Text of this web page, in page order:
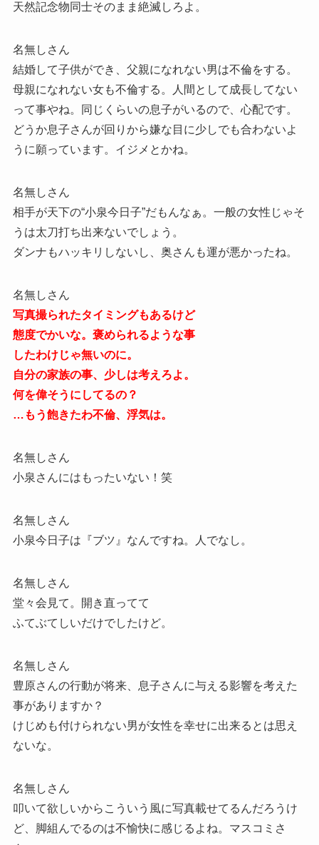
天然記念物同士そのまま絶滅しろよ。
名無しさん
結婚して子供ができ、父親になれない男は不倫をする。
母親になれない女も不倫する。人間として成長してない
って事やね。同じくらいの息子がいるので、心配です。
どうか息子さんが回りから嫌な目に少しでも合わないよ
うに願っています。イジメとかね。
名無しさん
相手が天下の“小泉今日子”だもんなぁ。一般の女性じゃそ
うは太刀打ち出来ないでしょう。
ダンナもハッキリしないし、奥さんも運が悪かったね。
名無しさん
写真撮られたタイミングもあるけど
態度でかいな。褒められるような事
したわけじゃ無いのに。
自分の家族の事、少しは考えろよ。
何を偉そうにしてるの？
…もう飽きたわ不倫、浮気は。
名無しさん
小泉さんにはもったいない！笑
名無しさん
小泉今日子は『ブツ』なんですね。人でなし。
名無しさん
堂々会見て。開き直ってて
ふてぶてしいだけでしたけど。
名無しさん
豊原さんの行動が将来、息子さんに与える影響を考えた
事がありますか？
けじめも付けられない男が女性を幸せに出来るとは思え
ないな。
名無しさん
叩いて欲しいからこういう風に写真載せてるんだろうけ
ど、脚組んでるのは不愉快に感じるよね。マスコミさ